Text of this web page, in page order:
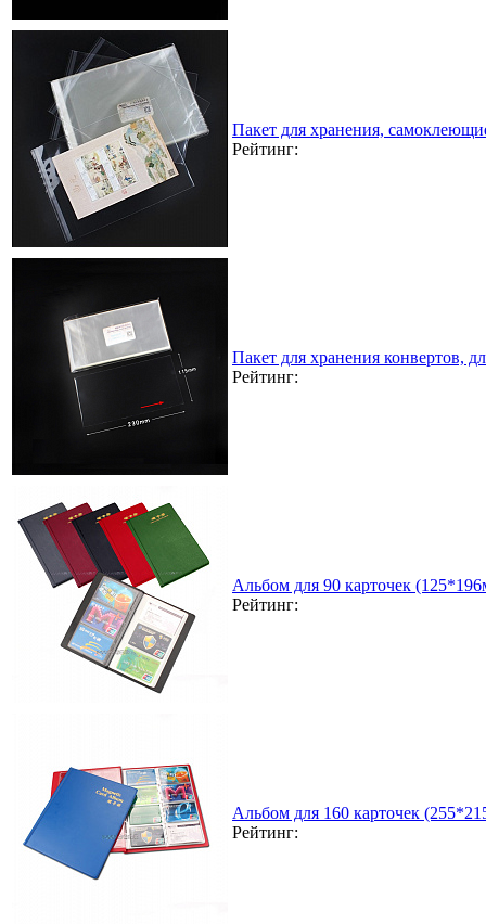
Пакет для хранения,
Рейтинг:
Пакет для хранения конвертов,
Рейтинг:
Альбом для 90 карточек
Рейтинг:
Альбом для 160 карточек
Рейтинг: